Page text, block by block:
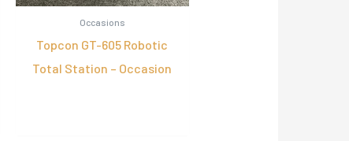
Occasions
Topcon GT-605 Robotic
Total Station – Occasion